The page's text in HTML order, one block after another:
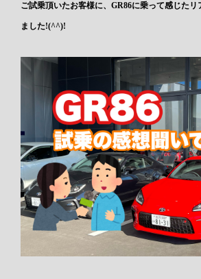
ご試乗頂いたお客様に、GR86に乗って感じた
ました!(^^)!